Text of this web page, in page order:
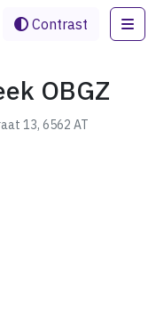
Contrast
OBGZ
13, 6562 AT